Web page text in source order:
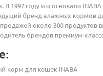
В 1997 году мы основали
бренд влажных кормов
около 300 продуктов
брендов премиум-
корм для кошек INABA